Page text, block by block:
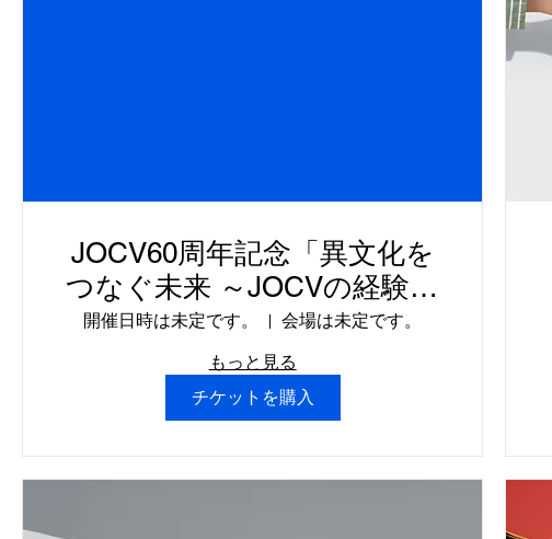
JOCV60周年記念「異文化を
つなぐ未来 ～JOCVの経験を
共有し、新たな未来を創る
～」
開催日時は未定です。
会場は未定です。
もっと見る
チケットを購入